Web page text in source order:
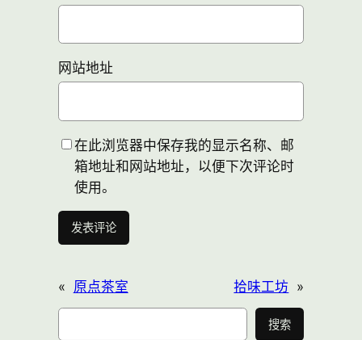
网站地址
在此浏览器中保存我的显示名称、邮
箱地址和网站地址，以便下次评论时
使用。
« 原点茶室 拾味工坊 »
搜
搜索